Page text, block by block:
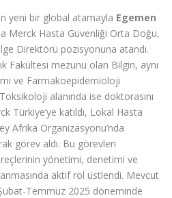
yeni bir global atamayla Egemen
Merck Hasta Güvenliği Orta Doğu,
Direktörü pozisyonuna atandı.
Fakültesi mezunu olan Bilgin, aynı
ve Farmakoepidemioloji
alanında ise doktorasını
Türkiye’ye katıldı, Lokal Hasta
Afrika Organizasyonu’nda
görev aldı. Bu görevleri
yönetimi, denetimi ve
aktif rol üstlendi. Mevcut
Temmuz 2025 döneminde